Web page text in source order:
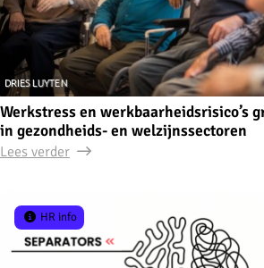
Werkstress en werkbaarheidsrisico’s
in gezondheids- en welzijnssectoren
Lees verder
HR info